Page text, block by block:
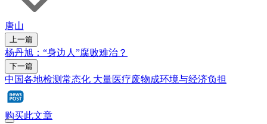
唐山
上一篇
杨丹旭：“身边人”腐败难治？
下一篇
中国各地检测常态化 大量医疗废物成环境与经济负担
购买此文章